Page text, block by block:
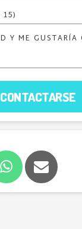
CONTACTARSE